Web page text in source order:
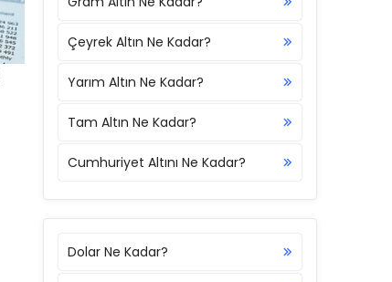
Çeyrek Altın Ne Kadar?
Yarım Altın Ne Kadar?
Tam Altın Ne Kadar?
Cumhuriyet Altını Ne Kadar?
Dolar Ne Kadar?